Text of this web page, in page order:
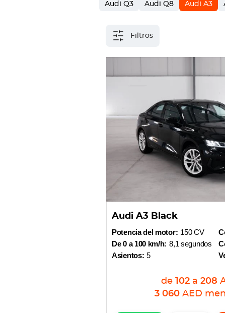
Audi Q3 Audi Q8 Audi A3
Filtros
Audi A3 Black
Potencia del motor: 150 CV
De 0 a 100 km/h: 8,1 segundos
Asientos: 5
de 102 a 208
3 060 AED